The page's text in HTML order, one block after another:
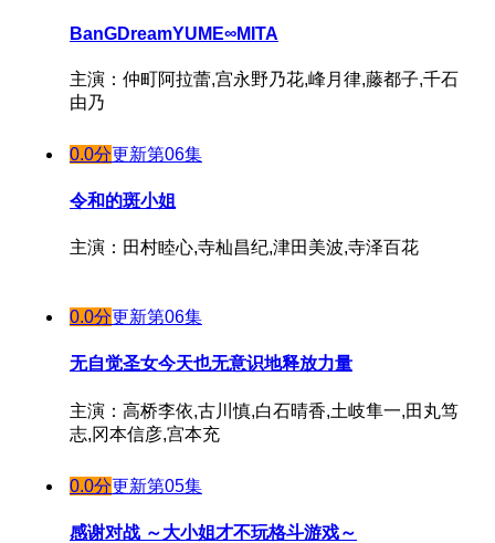
BanGDreamYUME∞MITA
主演：仲町阿拉蕾,宫永野乃花,峰月律,藤都子,千石
由乃
0.0分更新第06集
令和的斑小姐
主演：田村睦心,寺杣昌纪,津田美波,寺泽百花
0.0分更新第06集
无自觉圣女今天也无意识地释放力量
主演：高桥李依,古川慎,白石晴香,土岐隼一,田丸笃
志,冈本信彦,宫本充
0.0分更新第05集
感谢对战 ～大小姐才不玩格斗游戏～